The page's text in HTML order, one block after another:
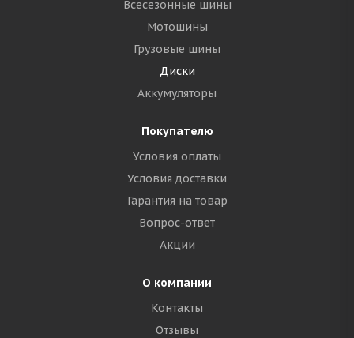
Всесезонные шины
Мотошины
Грузовые шины
Диски
Аккумуляторы
Покупателю
Условия оплаты
Условия доставки
Гарантия на товар
Вопрос-ответ
Акции
О компании
Контакты
Отзывы